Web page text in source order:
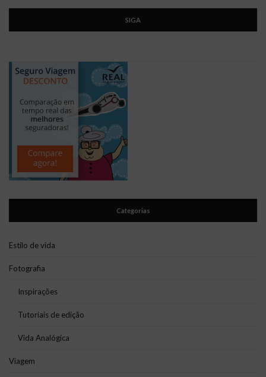
SIGA
Categorias
Estilo de vida
Fotografia
Inspirações
Tutoriais de edição
Vida Analógica
Viagem